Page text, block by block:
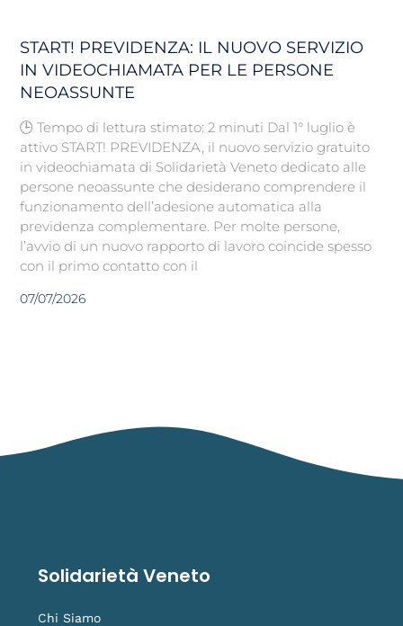
START! PREVIDENZA: IL NUOVO SERVIZIO
IN VIDEOCHIAMATA PER LE PERSONE
NEOASSUNTE
🕒 Tempo di lettura stimato: 2 minuti Dal 1° luglio è
attivo START! PREVIDENZA, il nuovo servizio gratuito
in videochiamata di Solidarietà Veneto dedicato alle
persone neoassunte che desiderano comprendere il
funzionamento dell’adesione automatica alla
previdenza complementare. Per molte persone,
l’avvio di un nuovo rapporto di lavoro coincide spesso
con il primo contatto con il
07/07/2026
Solidarietà Veneto
Chi Siamo